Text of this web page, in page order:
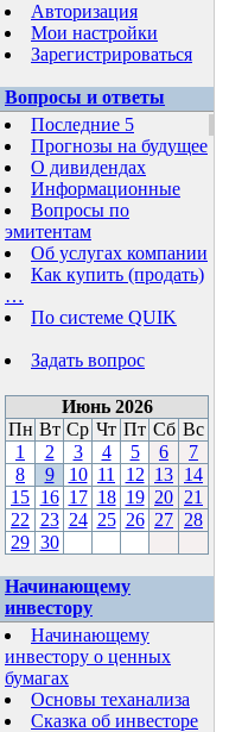
Авторизация
Мои настройки
Зарегистрироваться
Вопросы и ответы
Последние 5
Прогнозы на будущее
О дивидендах
Информационные
Вопросы по
эмитентам
Об услугах компании
Как купить (продать)
…
По системе QUIK
Задать вопрос
Июнь 2026
Пн Вт Ср Чт Пт Сб Вс
1
2 3 4 5 6
7
8
9 10 11 12 13 14
15 16 17 18 19 20 21
22
23 24 25 26 27 28
29 30
Начинающему
инвестору
Начинающему
инвестору о ценных
бумагах
Основы теханализа
Сказка об инвесторе